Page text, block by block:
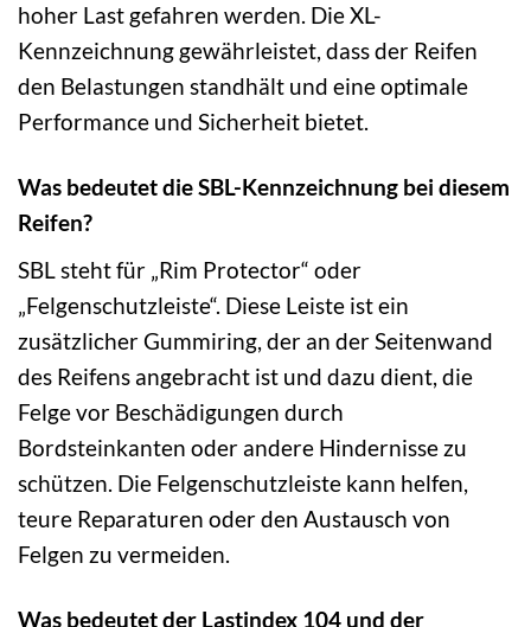
hoher Last gefahren werden. Die XL-
Kennzeichnung gewährleistet, dass der Reifen
den Belastungen standhält und eine optimale
Performance und Sicherheit bietet.
Was bedeutet die SBL-Kennzeichnung bei diesem
Reifen?
SBL steht für „Rim Protector“ oder
„Felgenschutzleiste“. Diese Leiste ist ein
zusätzlicher Gummiring, der an der Seitenwand
des Reifens angebracht ist und dazu dient, die
Felge vor Beschädigungen durch
Bordsteinkanten oder andere Hindernisse zu
schützen. Die Felgenschutzleiste kann helfen,
teure Reparaturen oder den Austausch von
Felgen zu vermeiden.
Was bedeutet der Lastindex 104 und der